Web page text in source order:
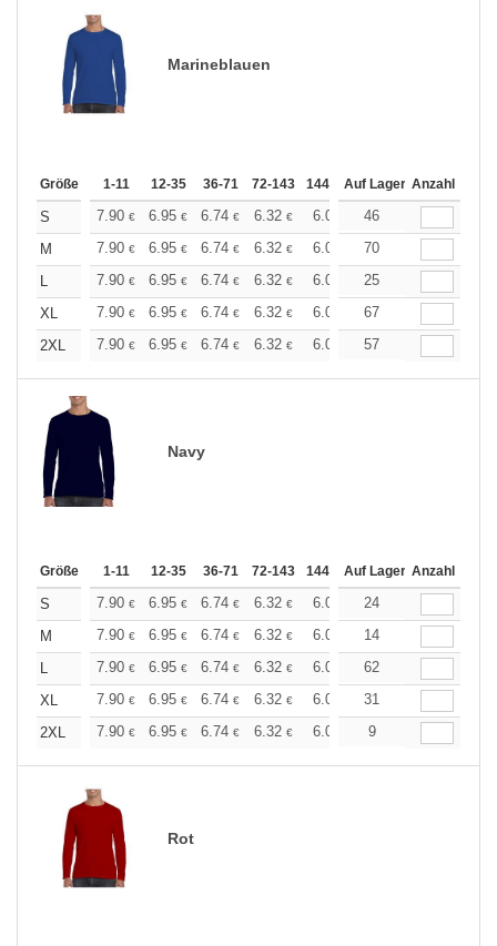
Marineblauen
Größe 1-11 12-35 36-71 72-143 144-287 288 + Mehr
Auf Lager Anzahl
S 7.90 € 6.95 € 6.74 € 6.32 € 6.00 5.90
46
M
7.90 € 6.95 € 6.74 € 6.32 € 6.00 5.90
70
L
7.90 € 6.95 € 6.74 € 6.32 € 6.00 5.90
25
XL
7.90 € 6.95 € 6.74 € 6.32 € 6.00 5.90
67
2XL
7.90 € 6.95 € 6.74 € 6.32 € 6.00 5.90
57
Navy
Größe 1-11 12-35 36-71 72-143 144-287 288 + Mehr
Auf Lager Anzahl
S 7.90 € 6.95 € 6.74 € 6.32 € 6.00 5.90
24
M
7.90 € 6.95 € 6.74 € 6.32 € 6.00 5.90
14
L
7.90 € 6.95 € 6.74 € 6.32 € 6.00 5.90
62
XL
7.90 € 6.95 € 6.74 € 6.32 € 6.00 5.90
31
2XL
7.90 € 6.95 € 6.74 € 6.32 € 6.00 5.90
9
Rot